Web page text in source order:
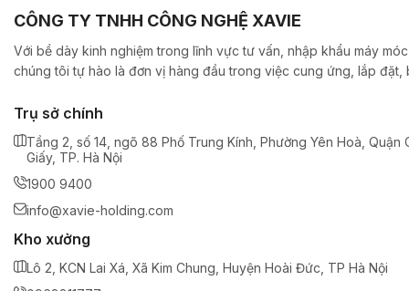
CÔNG TY TNHH CÔNG NGHỆ XAVIE
Với bề dày kinh nghiệm trong lĩnh vực tư vấn, nhập khẩu máy
chúng tôi tự hào là đơn vị hàng đầu trong việc cung ứng, lắp đặt,
Trụ sở chính
Tầng 2, số 14, ngõ 88 Phố Trung Kính, Phường Yên Hoà, Quận
Giấy, TP. Hà Nội
1900 9400
info@xavie-holding.com
Kho xưởng
Lô 2, KCN Lai Xá, Xã Kim Chung, Huyện Hoài Đức, TP Hà Nội